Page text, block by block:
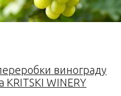
винограду
WINERY